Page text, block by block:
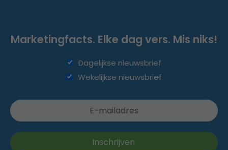
Marketingfacts. Elke dag vers. Mis niks!
Dagelijkse nieuwsbrief
Wekelijkse nieuwsbrief